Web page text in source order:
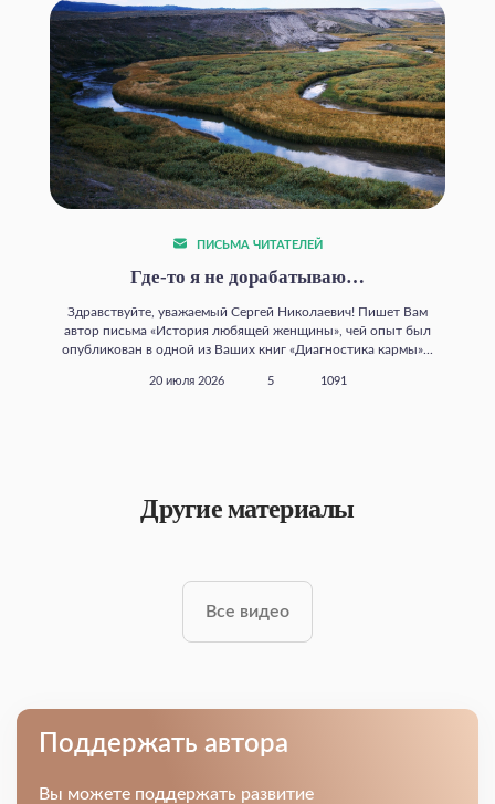
ПИСЬМА ЧИТАТЕЛЕЙ
Где‑то я не дорабатываю…
Здравствуйте, уважаемый Сергей Николаевич! Пишет Вам
автор письма «История любящей женщины», чей опыт был
опубликован в одной из Ваших книг «Диагностика кармы»...
20 июля 2026 5 1091
Другие материалы
Все видео
Поддержать автора
Вы можете поддержать развитие